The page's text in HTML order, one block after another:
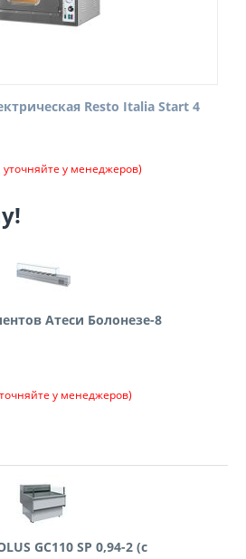
Resto Italia Start 4
у менеджеров)
Атеси Болонезе-8
у менеджеров)
GC110 SP 0,94-2 (с